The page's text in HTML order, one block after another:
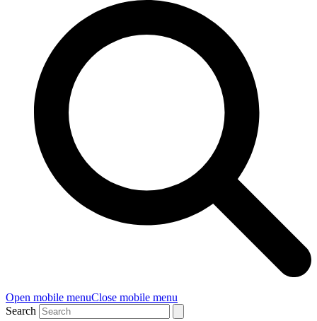
Open mobile menuClose mobile menu
Search